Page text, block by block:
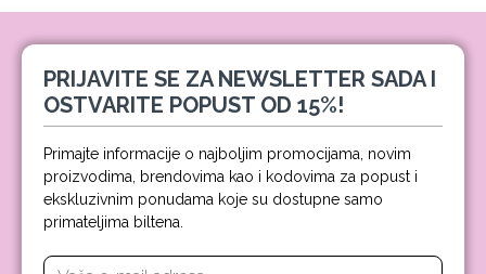
PRIJAVITE SE ZA NEWSLETTER SADA I
OSTVARITE POPUST OD 15%!
Primajte informacije o najboljim promocijama, novim
proizvodima, brendovima kao i kodovima za popust i
ekskluzivnim ponudama koje su dostupne samo
primateljima biltena.